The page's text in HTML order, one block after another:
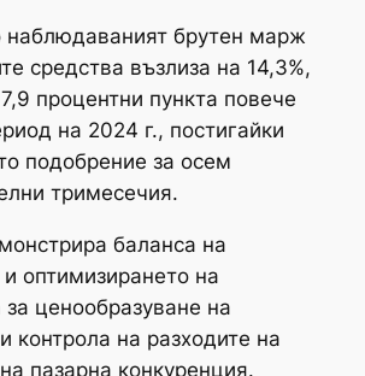
наблюдаваният брутен марж
средства възлиза на 14,3%,
процентни пункта повече
на 2024 г., постигайки
подобрение за осем
тримесечия.
баланса на
оптимизирането на
за ценообразуване на
контрола на разходите на
пазарна конкуренция.